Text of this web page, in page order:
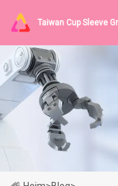
Taiwan Cup Sleeve